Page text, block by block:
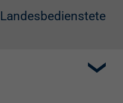
Landesbedienstete